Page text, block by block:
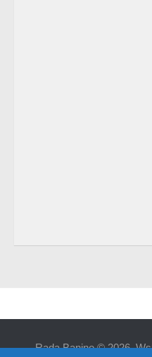
Rada Banino © 2026.